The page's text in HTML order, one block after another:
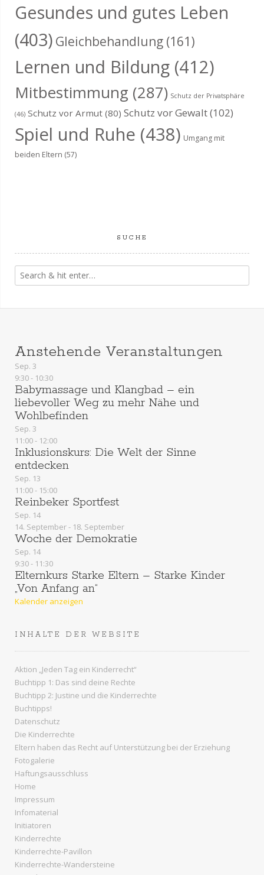
Gesundes und gutes Leben
(403) Gleichbehandlung (161)
Lernen und Bildung (412)
Mitbestimmung (287) Schutz der Privatsphäre
(46) Schutz vor Armut (80) Schutz vor Gewalt(102)
Spiel und Ruhe (438) Umgang mit
beiden Eltern (57)
SUCHE
Anstehende Veranstaltungen
Sep. 3
9:30- 10:30
Babymassage und Klangbad – ein
liebevoller Weg zu mehr Nähe und
Wohlbefinden
Sep. 3
11:00- 12:00
Inklusionskurs: Die Welt der Sinne
entdecken
Sep. 13
11:00- 15:00
Reinbeker Sportfest
Sep. 14
14. September- 18. September
Woche der Demokratie
Sep. 14
9:30- 11:30
Elternkurs Starke Eltern – Starke Kinder
„Von Anfang an“
Kalender anzeigen
INHALTE DER WEBSITE
Aktion „Jeden Tag ein Kinderrecht“
Buchtipp 1: Das sind deine Rechte
Buchtipp 2: Justine und die Kinderrechte
Buchtipps!
Datenschutz
Die Kinderrechte
Eltern haben das Recht auf Unterstützung bei der Erziehung
Fotogalerie
Haftungsausschluss
Home
Impressum
Infomaterial
Initiatoren
Kinderrechte
Kinderrechte-Pavillon
Kinderrechte-Wandersteine